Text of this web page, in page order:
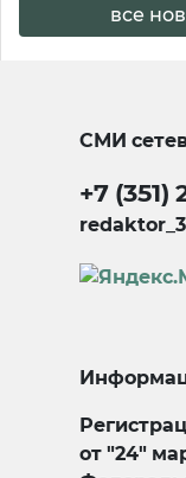
все
СМИ
+7 (351)
от "24"